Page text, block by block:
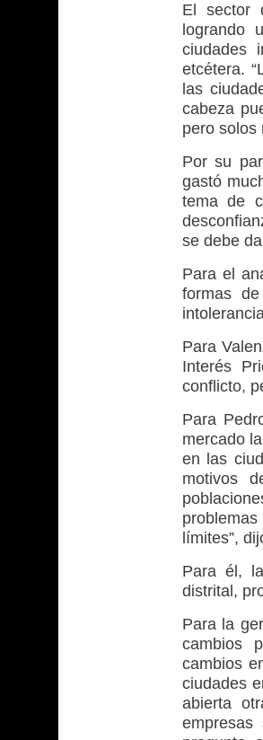
El sector
logrando
ciudades
etcétera.
las
cabeza
pero solos
Por su
gastó
tema de
se debe
Para el
formas
Para
Interés
conflicto,
Para
mercado
en las
motivos
límites”,
Para él,
distrital,
Para la
cambios
cambios
ciudades
abierta